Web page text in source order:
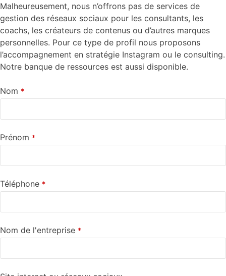
Malheureusement, nous n’offrons pas de services de
gestion des réseaux sociaux pour les consultants, les
coachs, les créateurs de contenus ou d’autres marques
personnelles. Pour ce type de profil nous proposons
l’accompagnement en stratégie Instagram ou le consulting.
Notre banque de ressources est aussi disponible.
Nom *
Prénom *
Téléphone *
Nom de l'entreprise *